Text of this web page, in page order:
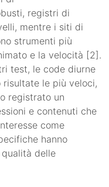
registri di
mentre i siti di
strumenti più
e la velocità [2].
test, le code diurne
le più veloci,
registrato un
e contenuti che
come
hanno
delle